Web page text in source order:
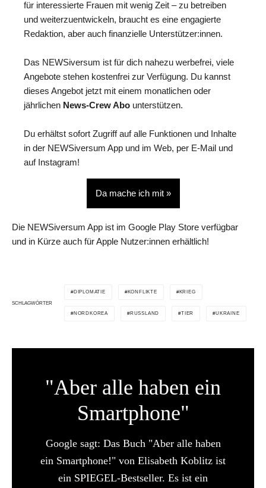
für interessierte Frauen mit wenig Zeit – zu betreiben
und weiterzuentwickeln, braucht es eine engagierte
Redaktion, aber auch finanzielle Unterstützer:innen.
Das NEWSiversum ist für dich nahezu werbefrei, viele
Angebote stehen kostenfrei zur Verfügung. Du kannst
dieses Angebot jetzt mit einem monatlichen oder
jährlichen News-Crew Abo unterstützen.
Du erhältst sofort Zugriff auf alle Funktionen und Inhalte
in der NEWSiversum App und im Web, per E-Mail und
auf Instagram!
Da mache ich mit »
Die NEWSiversum App ist im Google Play Store verfügbar
und in Kürze auch für Apple Nutzer:innen erhältlich!
SCHLAGWÖRTER
DIPLOMATIE KONFLIKTE KRIEG
NORDKOREA RUSSLAND TIER UKRAINE
"Aber alle haben ein
Smartphone"
Google sagt: Das Buch "Aber alle haben
ein Smartphone!" von Elisabeth Koblitz ist
ein SPIEGEL-Bestseller. Es ist ein